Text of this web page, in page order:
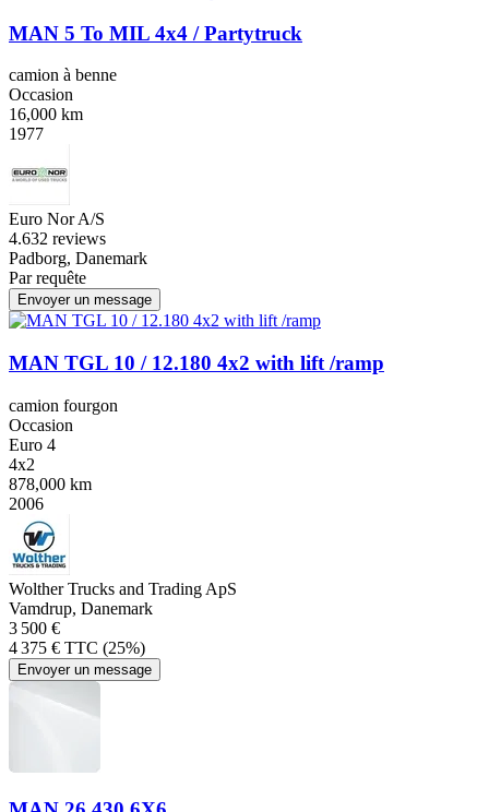
MAN 5 To MIL 4x4 / Partytruck
camion à benne
Occasion
16,000 km
1977
Euro Nor A/S
4.632 reviews
Padborg, Danemark
Par requête
Envoyer un message
MAN TGL 10 / 12.180 4x2 with lift /ramp
camion fourgon
Occasion
Euro 4
4x2
878,000 km
2006
Wolther Trucks and Trading ApS
Vamdrup, Danemark
3 500 €
4 375 € TTC (25%)
Envoyer un message